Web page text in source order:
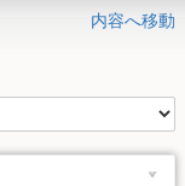
内容へ移動